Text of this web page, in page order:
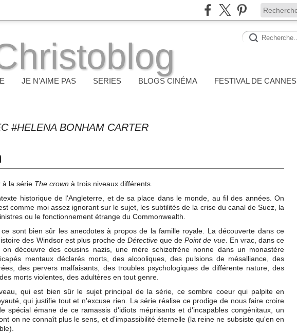
JE N'AIME PAS SERIES BLOGS CINÉMA FESTIVAL DE CANNES
#HELENA BONHAM CARTER
à la série The crown à trois niveaux différents.
historique de l'Angleterre, et de sa place dans le monde, au fil des années. On
comme moi assez ignorant sur le sujet, les subtilités de la crise du canal de Suez, la
ou le fonctionnement étrange du Commonwealth.
sont bien sûr les anecdotes à propos de la famille royale. La découverte dans ce
des Windsor est plus proche deDétectiveque dePoint de vue. En vrac, dans ce
on découvre des cousins nazis, une mère schizofrène nonne dans un monastère
mentaux déclarés morts, des alcooliques, des pulsions de mésalliance, des
des pervers malfaisants, des troubles psychologiques de différente nature, des
morts violentes, des adultères en tout genre.
qui est bien sûr le sujet principal de la série, ce sombre coeur qui palpite en
qui justifie tout et n'excuse rien. La série réalise ce prodige de nous faire croire
spécial émane de ce ramassis d'idiots méprisants et d'incapables congénitaux, un
on ne connaît plus le sens, et d'impassibilité éternelle (la reine ne subsiste qu'en en